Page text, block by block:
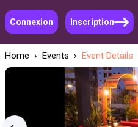
Connexion Inscription
Home › Events › Event Details